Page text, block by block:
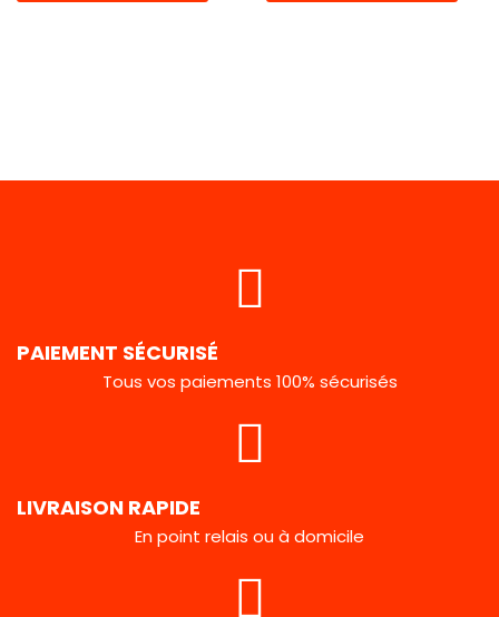
PAIEMENT SÉCURISÉ
Tous vos paiements 100% sécurisés
LIVRAISON RAPIDE
En point relais ou à domicile